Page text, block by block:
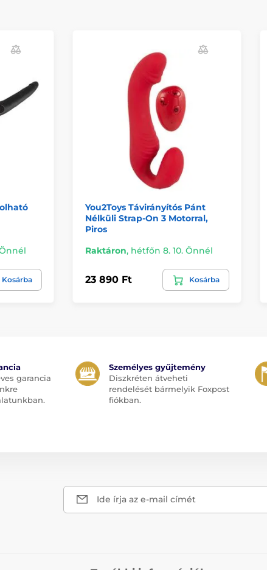
Kosárba
You2Toys Távirányítós Pánt
Nélküli Strap-On 3 Motorral,
Piros
Raktáron, hétfőn 8. 10. Önnél
23 890 Ft Kosárba
garancia
Személyes gyűjtemény
Diszkréten átveheti
rendelését bármelyik Foxpost
fiókban.
Ide írja az e-mail címét